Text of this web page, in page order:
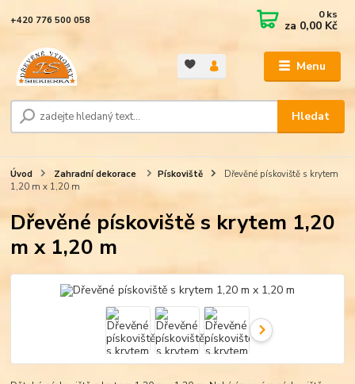
Menu
Hledat
+420 776 500 058 0ks
za 0,00 Kč
Úvod Zahradní dekorace Pískoviště
Dřevěné pískoviště s krytem
1,20 m x 1,20 m
Dřevěné pískoviště s krytem 1,20
m x 1,20 m